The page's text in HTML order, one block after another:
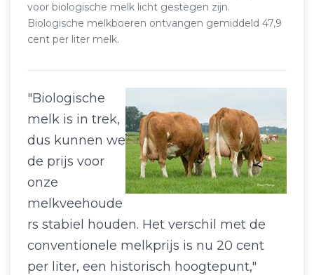
voor biologische melk licht gestegen zijn.
Biologische melkboeren ontvangen gemiddeld 47,9
cent per liter melk.
"Biologische
melk is in trek,
dus kunnen we
de prijs voor
onze
melkveehoude
rs stabiel houden. Het verschil met de
conventionele melkprijs is nu 20 cent
per liter, een historisch hoogtepunt,"